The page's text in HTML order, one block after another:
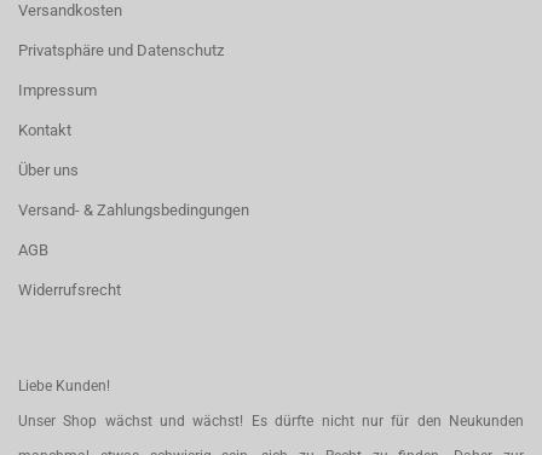
Versandkosten
Privatsphäre und Datenschutz
Impressum
Kontakt
Über uns
Versand- & Zahlungsbedingungen
AGB
Widerrufsrecht
Liebe Kunden!
Unser Shop wächst und wächst! Es dürfte nicht nur für den Neukunden